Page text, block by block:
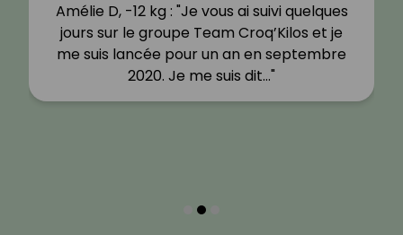
Amélie D, -12 kg : "Je vous ai suivi quelques
jours sur le groupe Team Croq’Kilos et je
me suis lancée pour un an en septembre
2020. Je me suis dit…"